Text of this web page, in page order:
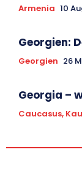
Armenia 10
Georgien:
Georgien 26
Georgia –
Caucasus,